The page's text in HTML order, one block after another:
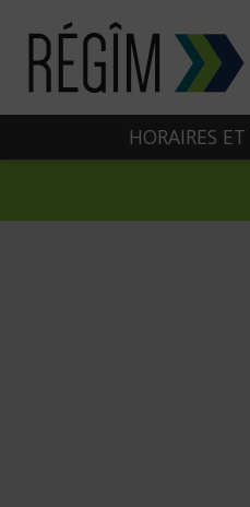
contenu
HORAIRES